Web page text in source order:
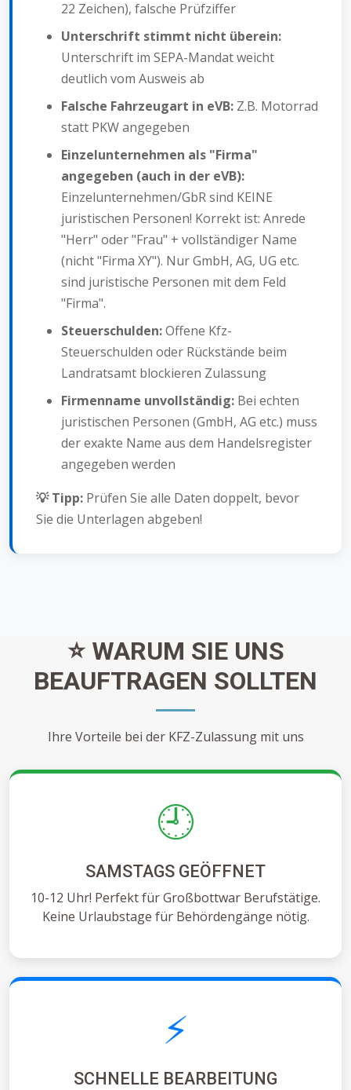
22 Zeichen), falsche Prüfziffer
Unterschrift stimmt nicht überein:
Unterschrift im SEPA-Mandat weicht
deutlich vom Ausweis ab
Falsche Fahrzeugart in eVB: Z.B. Motorrad
statt PKW angegeben
Einzelunternehmen als "Firma"
angegeben (auch in der eVB):
Einzelunternehmen/GbR sind KEINE
juristischen Personen! Korrekt ist: Anrede
"Herr" oder "Frau" + vollständiger Name
(nicht "Firma XY"). Nur GmbH, AG, UG etc.
sind juristische Personen mit dem Feld
"Firma".
Steuerschulden:Offene Kfz-
Steuerschulden oder Rückstände beim
Landratsamt blockieren Zulassung
Firmenname unvollständig: Bei echten
juristischen Personen (GmbH, AG etc.) muss
der exakte Name aus dem Handelsregister
angegeben werden
💡 Tipp: Prüfen Sie alle Daten doppelt, bevor
Sie die Unterlagen abgeben!
⭐ WARUM SIE UNS
BEAUFTRAGEN SOLLTEN
Ihre Vorteile bei der KFZ-Zulassung mit uns
🕘
SAMSTAGS GEÖFFNET
10-12 Uhr! Perfekt für Großbottwar Berufstätige.
Keine Urlaubstage für Behördengänge nötig.
⚡
SCHNELLE BEARBEITUNG